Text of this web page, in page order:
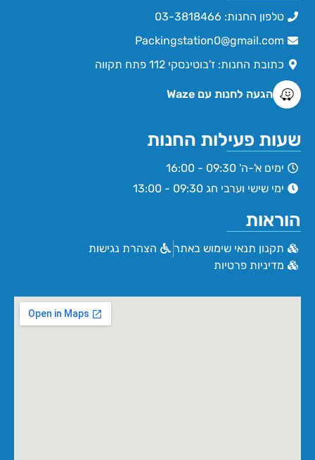
טלפון החנות: 03-3818466
Packingstation0@gmail.com
כתובת החנות: ז'בוטינסקי 112 פתח תקווה
הגעה לחנות עם Waze
שעות פעילות החנות
ימים א'-ה' 09:30 - 16:00
ימי שישי וערבי חג 09:30 - 13:00
הוראות
תקנון תנאי שימוש באתר
הצהרת נגישות
מדיניות פרטיות